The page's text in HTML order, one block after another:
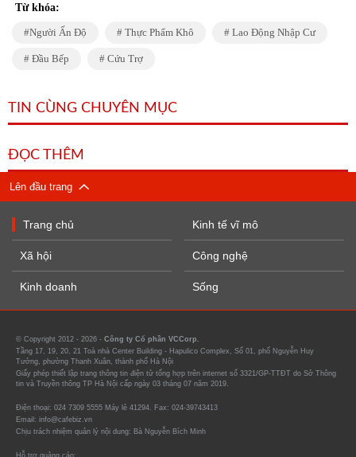
Từ khóa:
Người Ấn Độ Thực Phẩm Khô Lao Động Nhập Cư
Đầu Bếp Cứu Trợ
TIN CÙNG CHUYÊN MỤC
ĐỌC THÊM
Lên đầu trang
Trang chủ
Xã hội
Kinh doanh
Kinh tế vĩ mô
Công nghệ
Sống
© Copyright 2012 - 2026 - Công ty Cổ phần VCCorp.
Tầng 17, 19, 20, 21 Toà nhà Center Building - Hapulico Complex, Số 01, phố Nguyễn Huy
Tưởng, phường Thanh Xuân, thành phố Hà Nội
Giấy phép thiết lập trang thông tin điện tử tổng hợp trên internet số 3321/GP-TTĐT do Sở Thông
tin và Truyền thông TP Hà Nội cấp ngày 03 tháng 07 năm 2019.
Điện thoại: 024 7309 5555 Máy lẻ 41294. Fax: 024-39743413
Email: info@cafebiz.vn
Chịu trách nhiệm quản lý nội dung: Bà Nguyễn Bích Minh
Hỗ trợ quảng cáo: